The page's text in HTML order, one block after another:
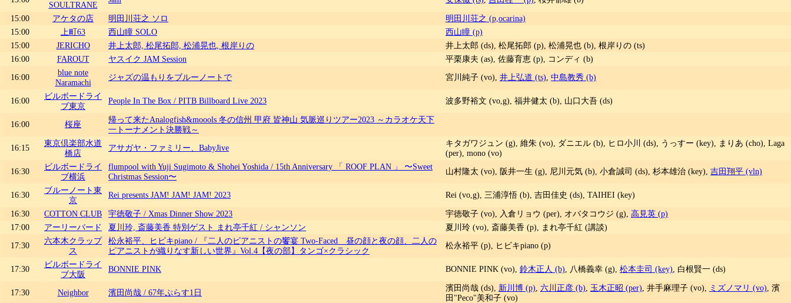
SOULTRANE
15:00
アケタの店 明田川荘之 ソロ
明田川荘之 (p,ocarina)
15:00
上町63 西山瞳 SOLO
西山瞳 (p)
15:00
JERICHO 井上太郎, 松尾拓郎, 松浦晃也, 根岸りの
井上太郎 (ds), 松尾拓郎 (p), 松浦晃也 (b), 根岸りの (ts)
16:00
FAROUT ヤスイク JAM Session
平栗康夫 (as), 佐藤育恵 (p), コンディ (b)
16:00
blue note
Naramachi
ジャズの温もりをブルーノートで 宮川純子 (vo), 井上弘道 (ts) 中島教秀 (b)
16:00
ビルボードライ
ブ東京
People In The Box / PITB Billboard Live 2023 波多野裕文 (vo,g), 福井健太 (b), 山口大吾 (ds)
16:00 桜座
帰って来たAnalogfish&moools 冬の信州 甲府 皆神山 気脈巡りツアー2023 ～カラオケ天下
一トーナメント決勝戦～
16:15
東京倶楽部水道
橋店
アサガヤ・ファミリー、BabyJive
キタガワジュン (g), 維朱 (vo), ダニエル (b), ヒロ小川 (ds), うっすー (key), まりあ (cho), Laga
(per), mono (vo)
16:30
ビルボードライ
ブ横浜
flumpool with Yuji Sugimoto & Shohei Yoshida / 15th Anniversary 「 ROOF PLAN 」 〜Sweet
Christmas Session〜
山村隆太 (vo), 阪井一生 (g), 尼川元気 (b), 小倉誠司 (ds), 杉本雄治 (key), 吉田翔平 (vln)
16:30
ブルーノート東
京
Rei presents JAM! JAM! JAM! 2023
Rei (vo,g), 三浦淳悟 (b), 吉田佳史 (ds), TAIHEI (key)
16:30
COTTON CLUB 宇徳敬子 / Xmas Dinner Show 2023 宇徳敬子 (vo), 入倉リョウ (per), オバタコウジ (g), 高見英 (p)
17:00
アーリーバード 夏川玲, 斎藤美香 特別ゲスト まれ亭千紅 / シャンソン
夏川玲 (vo), 斎藤美香 (p), まれ亭千紅 (講談)
17:30
六本木クラップ
ス
松永裕平、ヒビキpiano / 『二人のピアニストの饗宴 Two-Faced 昼の顔と夜の顔、二人の
ピアニストが織りなす新しい世界』Vol.4【夜の部】タンゴ×クラシック
松永裕平 (p), ヒビキpiano (p)
17:30
ビルボードライ
ブ大阪
BONNIE PINK BONNIE PINK (vo), 鈴木正人 (b) , 八橋義幸 (g), 松本圭司 (key) , 白根賢一 (ds)
17:30 Neighbor 濱田尚哉 / 67年ぷらす1日 濱田尚哉 (ds), 新川博 (p) 六川正彦 (b) 玉木正昭 (per) , 井手麻理子 (vo), ミズノマリ (vo) , 濱
田"Peco"美和子 (vo)